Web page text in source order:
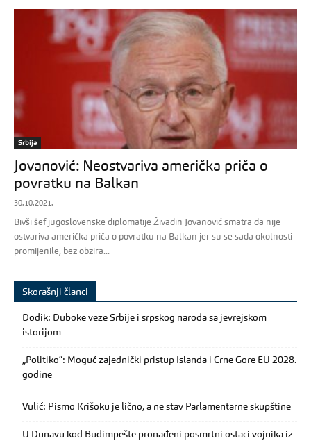
Srbija
Jovanović: Neostvariva američka priča o
povratku na Balkan
30.10.2021.
Bivši šef jugoslovenske diplomatije Živadin Jovanović smatra da nije
ostvariva američka priča o povratku na Balkan jer su se sada okolnosti
promijenile, bez obzira...
Skorašnji članci
Dodik: Duboke veze Srbije i srpskog naroda sa jevrejskom
istorijom
„Politiko“: Moguć zajednički pristup Islanda i Crne Gore EU 2028.
godine
Vulić: Pismo Krišoku je lično, a ne stav Parlamentarne skupštine
U Dunavu kod Budimpešte pronađeni posmrtni ostaci vojnika iz